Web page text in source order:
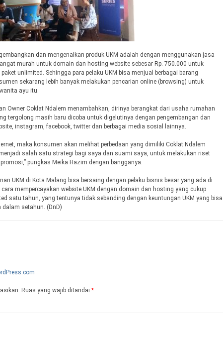
dan mengenalkan produk UKM adalah dengan menggunakan jasa
murah untuk domain dan hosting website sebesar Rp. 750.000 untuk
unlimited. Sehingga para pelaku UKM bisa menjual berbagai barang
sekarang lebih banyak melakukan pencarian online (browsing) untuk
ayu itu.
Owner Coklat Ndalem menambahkan, dirinya berangkat dari usaha rumahan
tergolong masih baru dicoba untuk digelutinya dengan pengembangan dan
instagram, facebook, twitter dan berbagai media sosial lainnya.
maka konsumen akan melihat perbedaan yang dimiliki Coklat Ndalem
salah satu strategi bagi saya dan suami saya, untuk melakukan riset
pungkas Meika Hazim dengan bangganya.
UKM di Kota Malang bisa bersaing dengan pelaku bisnis besar yang ada di
mempercayakan website UKM dengan domain dan hosting yang cukup
satu tahun, yang tentunya tidak sebanding dengan keuntungan UKM yang bisa
setahun. (DnD)
Ruas yang wajib ditandai *